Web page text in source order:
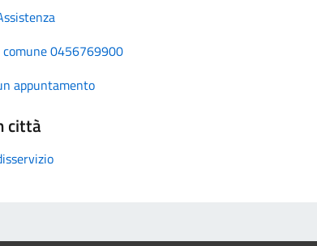
comune 0456769900
appuntamento
città